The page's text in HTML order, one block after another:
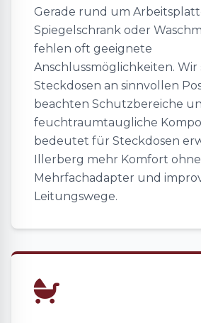
Gerade rund um
Spiegelschrank oder
fehlen oft geeignete
Anschlussmöglichkeiten.
Steckdosen an sinnvollen
beachten Schutzbereiche
feuchtraumtaugliche
bedeutet für Steckdosen
Illerberg mehr Komfort
Mehrfachadapter und
Leitungswege.